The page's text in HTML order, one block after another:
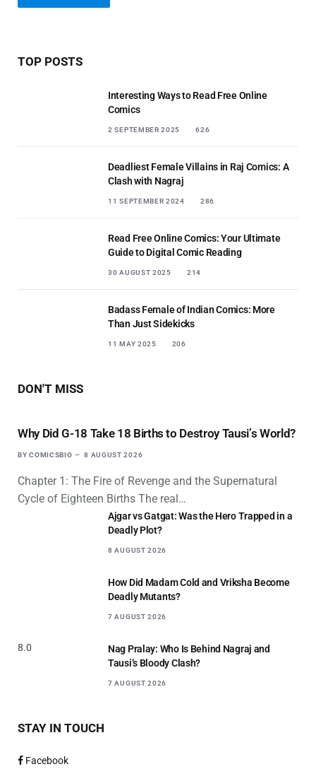
TOP POSTS
Interesting Ways to Read Free Online
Comics
2 SEPTEMBER 2025 626
Deadliest Female Villains in Raj Comics: A
Clash with Nagraj
11 SEPTEMBER 2024 286
Read Free Online Comics: Your Ultimate
Guide to Digital Comic Reading
30 AUGUST 2025 214
Badass Female of Indian Comics: More
Than Just Sidekicks
11 MAY 2025 206
DON'T MISS
Why Did G-18 Take 18 Births to Destroy Tausi’s World?
BY COMICSBIO 8 AUGUST 2026
Chapter 1: The Fire of Revenge and the Supernatural
Cycle of Eighteen Births The real…
Ajgar vs Gatgat: Was the Hero Trapped in a
Deadly Plot?
8 AUGUST 2026
How Did Madam Cold and Vriksha Become
Deadly Mutants?
7 AUGUST 2026
8.0
Nag Pralay: Who Is Behind Nagraj and
Tausi’s Bloody Clash?
7 AUGUST 2026
STAY IN TOUCH
Facebook